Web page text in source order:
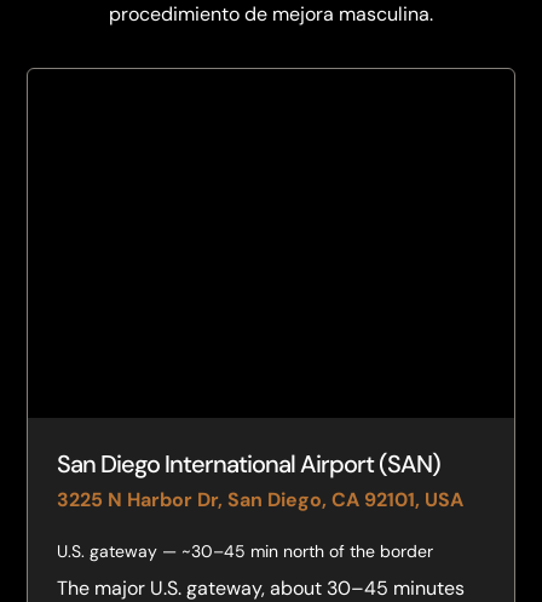
procedimiento de mejora masculina.
San Diego International Airport (SAN)
3225 N Harbor Dr, San Diego, CA 92101, USA
U.S. gateway — ~30–45 min north of the border
The major U.S. gateway, about 30–45 minutes